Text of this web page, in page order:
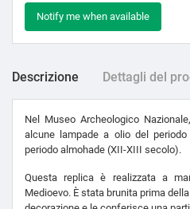
Notify me when available
Descrizione Dettagli del
Nel Museo Archeologico
alcune lampade a olio del
periodo almohade (XII-XIII secolo).
Questa replica è realizzata a
Medioevo. È stata brunita prima